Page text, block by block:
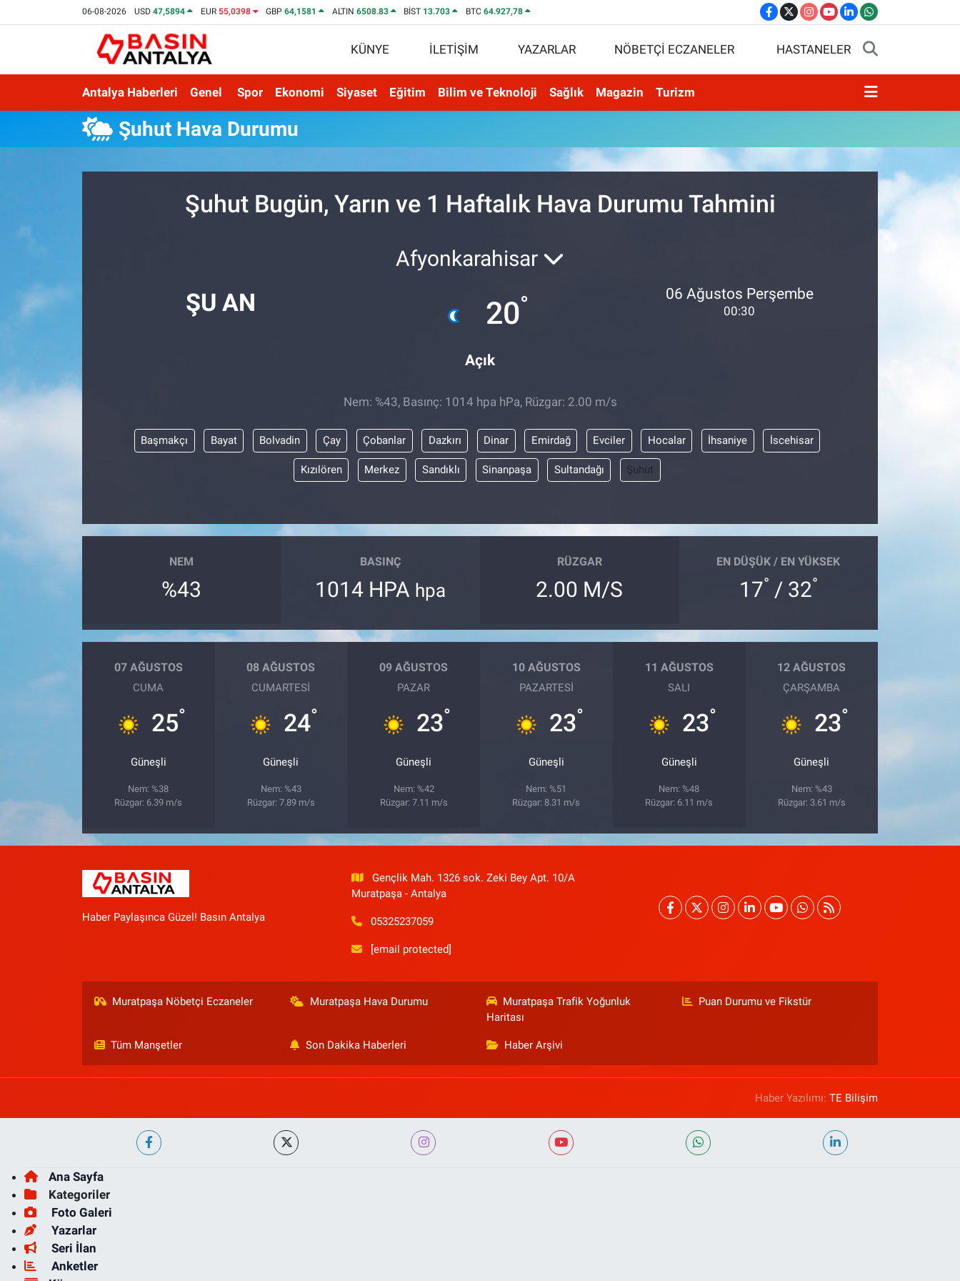
06-08-2026 USD47,5894 EUR 55,0398 GBP64,1581 ALTIN 6508.83 BİST 13.703 BTC 64.927,78
KÜNYE İLETİŞİM YAZARLAR NÖBETÇİ ECZANELER HASTANELER
Antalya Haberleri Genel Spor Ekonomi Siyaset Eğitim Bilim ve Teknoloji Sağlık Magazin Turizm
Şuhut Hava Durumu
Şuhut Bugün, Yarın ve 1 Haftalık Hava Durumu Tahmini
ŞU AN
Afyonkarahisar
20°
Açık
06 Ağustos Perşembe
00:30
Nem: %43, Basınç: 1014 hpa hPa, Rüzgar: 2.00 m/s
Başmakçı Bayat Bolvadin Çay Çobanlar Dazkırı Dinar Emirdağ Evciler Hocalar İhsaniye İscehisar
Kızılören Merkez Sandıklı Sinanpaşa Sultandağı Şuhut
NEM
%43
BASINÇ
1014 HPA hpa
RÜZGAR
2.00 M/S
EN DÜŞÜK / EN YÜKSEK
17° / 32°
07 AĞUSTOS
CUMA
25°
Güneşli
Nem: %38
Rüzgar: 6.39 m/s
08 AĞUSTOS
CUMARTESI
24°
Güneşli
Nem: %43
Rüzgar: 7.89 m/s
09 AĞUSTOS
PAZAR
23°
Güneşli
Nem: %42
Rüzgar: 7.11 m/s
10 AĞUSTOS
PAZARTESI
23°
Güneşli
Nem: %51
Rüzgar: 8.31 m/s
11 AĞUSTOS
SALI
23°
Güneşli
Nem: %48
Rüzgar: 6.11 m/s
12 AĞUSTOS
ÇARŞAMBA
23°
Güneşli
Nem: %43
Rüzgar: 3.61 m/s
Haber Paylaşınca Güzel! Basın Antalya
Gençlik Mah. 1326 sok. Zeki Bey Apt. 10/A
Muratpaşa - Antalya
05325237059
[email protected]
Muratpaşa Nöbetçi Eczaneler Muratpaşa Hava Durumu
Muratpaşa Trafik Yoğunluk
Haritası
Puan Durumu ve Fikstür
Tüm Manşetler Son Dakika Haberleri Haber Arşivi
Haber Yazılımı:TE Bilişim
Ana Sayfa
Kategoriler
Foto Galeri
Yazarlar
Seri İlan
Anketler